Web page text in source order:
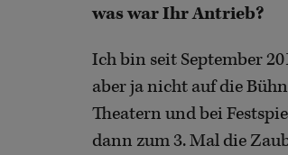
was war Ihr Antrieb?
Ich bin seit September
aber ja nicht auf die
Theatern und bei
dann zum 3. Mal die